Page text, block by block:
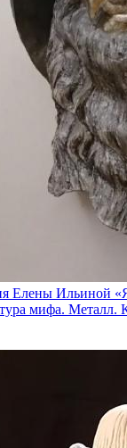
Елены Ильиной
мифа. Металл.